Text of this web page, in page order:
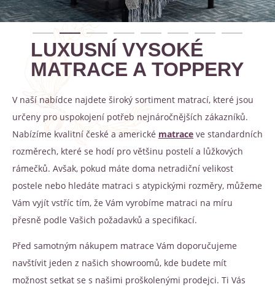
LUXUSNÍ VYSOKÉ
MATRACE A TOPPERY
V naší nabídce najdete široký sortiment matrací, které jsou
určeny pro uspokojení potřeb nejnáročnějších zákazníků.
Nabízíme kvalitní české a americké matrace ve standardních
rozměrech, které se hodí pro většinu postelí a lůžkových
rámečků. Avšak, pokud máte doma netradiční velikost
postele nebo hledáte matraci s atypickými rozměry, můžeme
Vám vyjít vstříc tím, že Vám vyrobíme matraci na míru
přesně podle Vašich požadavků a specifikací.
Před samotným nákupem matrace Vám doporučujeme
navštívit jeden z našich showroomů, kde budete mít
možnost setkat se s našimi proškolenými prodejci. Ti Vás